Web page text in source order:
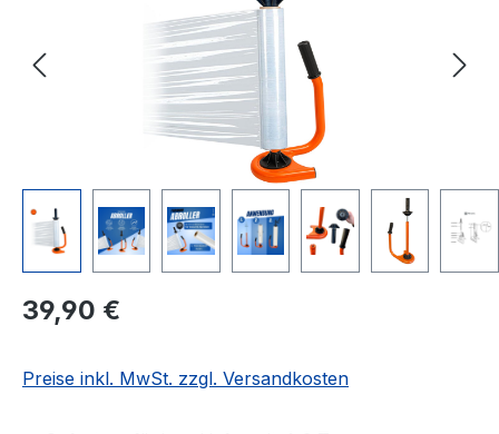
Regulärer Preis:
39,90 €
Preise inkl. MwSt. zzgl. Versandkosten